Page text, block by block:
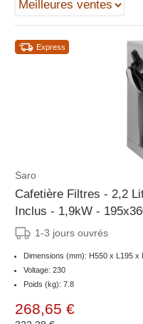
Express
Saro
Cafetière Filtres - 2,2
Inclus - 1,9kW -
1-3 jours ouvrés
Dimensions (mm): H550 x L195 x
Voltage: 230
Poids (kg): 7.8
268,65 €